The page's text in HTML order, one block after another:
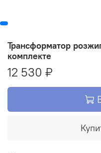
Трансформатор
комплекте
12 530 ₽